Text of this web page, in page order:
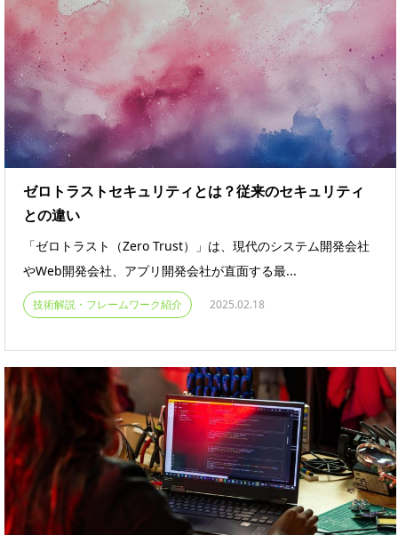
ゼロトラストセキュリティとは？従来のセキュリティ
との違い
「ゼロトラスト（Zero Trust）」は、現代のシステム開発会社
やWeb開発会社、アプリ開発会社が直面する最...
技術解説・フレームワーク紹介 2025.02.18